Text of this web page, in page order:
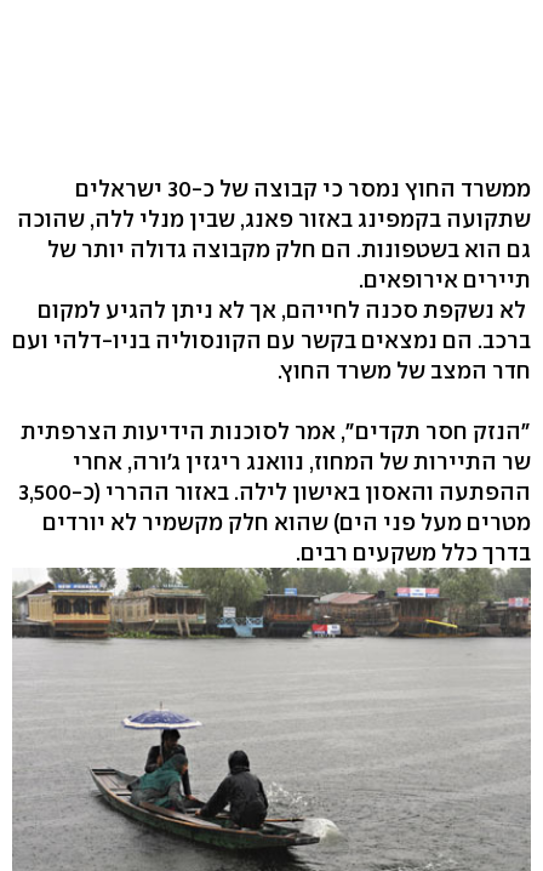
ממשרד החוץ נמסר כי קבוצה של כ-30 ישראלים
שתקועה בקמפינג באזור פאנג, שבין מנלי ללה, שהוכה
גם הוא בשטפונות. הם חלק מקבוצה גדולה יותר של
תיירים אירופאים.
לא נשקפת סכנה לחייהם, אך לא ניתן להגיע למקום
ברכב. הם נמצאים בקשר עם הקונסוליה בניו-דלהי ועם
חדר המצב של משרד החוץ.
"הנזק חסר תקדים", אמר לסוכנות הידיעות הצרפתית
שר התיירות של המחוז, נוואנג ריגזין ג'ורה, אחרי
ההפתעה והאסון באישון לילה. באזור ההררי (כ-3,500
מטרים מעל פני הים) שהוא חלק מקשמיר לא יורדים
בדרך כלל משקעים רבים.